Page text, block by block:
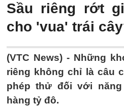
Sầu riêng rớt
cho 'vua' trái
(VTC News) - Những
riêng không chỉ là câu
phép thử đối với
hàng tỷ đô.